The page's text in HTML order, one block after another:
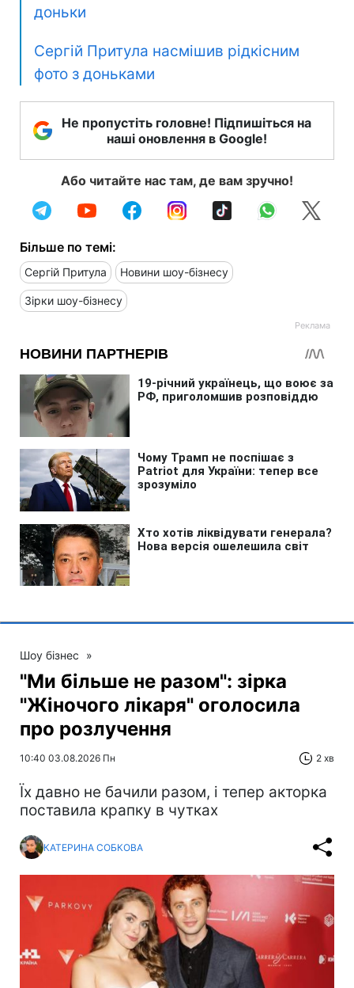
доньки
Сергій Притула насмішив рідкісним
фото з доньками
Не пропустіть головне! Підпишіться на
наші оновлення в Google!
Або читайте нас там, де вам зручно!
Більше по темі:
Сергій Притула Новини шоу-бізнесу
Зірки шоу-бізнесу
Шоу бізнес »
"Ми більше не разом": зірка
"Жіночого лікаря" оголосила
про розлучення
10:40 03.08.2026 Пн 2 хв
Їх давно не бачили разом, і тепер акторка
поставила крапку в чутках
КАТЕРИНА СОБКОВА